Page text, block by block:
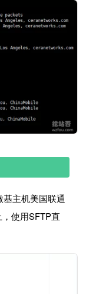
基主机美国联通
使用SFTP直